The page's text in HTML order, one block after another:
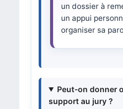
un dossier à
un appui
organiser sa
Peut-on donner
support au jury ?